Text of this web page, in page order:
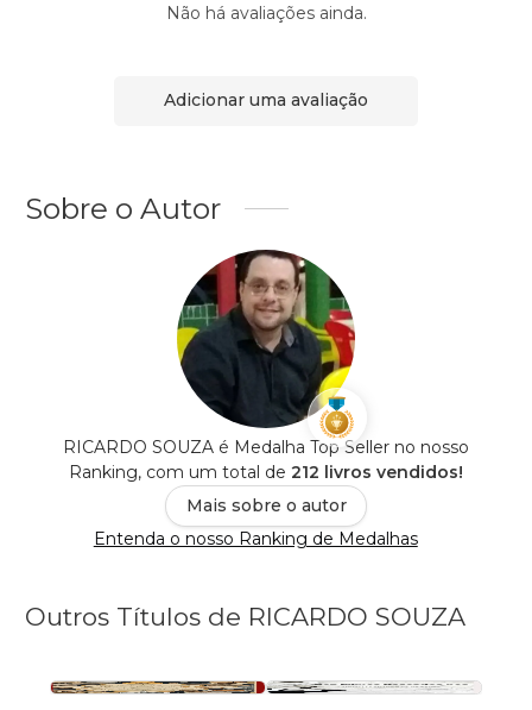
Não há avaliações ainda.
Adicionar uma avaliação
Sobre o Autor
RICARDO SOUZA é Medalha Top Seller no nosso
Ranking, com um total de 212 livros vendidos!
Mais sobre o autor
Entenda o nosso Ranking de Medalhas
Outros Títulos de RICARDO SOUZA